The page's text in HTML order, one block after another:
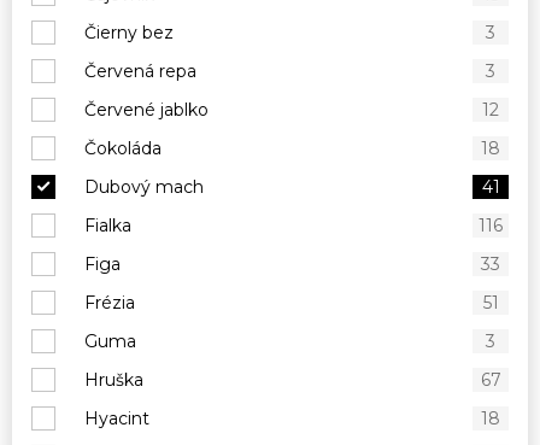
Čierny bez
3
Červená repa
3
Červené jablko
12
Čokoláda
18
Dubový mach
41
Fialka
116
Figa
33
Frézia
51
Guma
3
Hruška
67
Hyacint
18